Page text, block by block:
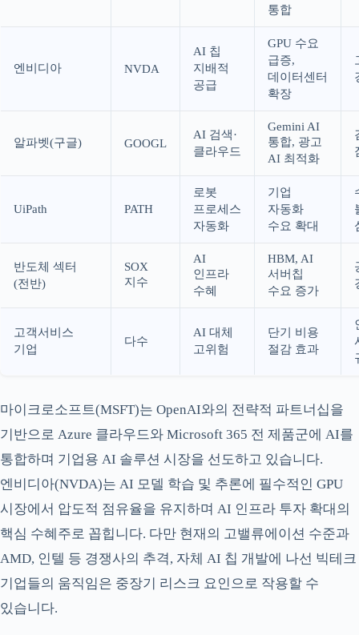
통합
엔비디아 NVDA
AI 칩
지배적
공급
GPU 수요
급증,
데이터센터
확장
알파벳(구글) GOOGL
AI 검색·
클라우드
Gemini AI
통합, 광고
AI 최적화
UiPath PATH
로봇
프로세스
자동화
기업
자동화
수요 확대
반도체 섹터
(전반)
SOX
지수
AI
인프라
수혜
HBM, AI
서버칩
수요 증가
고객서비스
기업
다수
AI 대체
고위험
단기 비용
절감 효과
마이크로소프트(MSFT)는 OpenAI와의 전략적 파트너십을
기반으로 Azure 클라우드와 Microsoft 365 전 제품군에 AI를
통합하며 기업용 AI 솔루션 시장을 선도하고 있습니다.
엔비디아(NVDA)는 AI 모델 학습 및 추론에 필수적인 GPU
시장에서 압도적 점유율을 유지하며 AI 인프라 투자 확대의
핵심 수혜주로 꼽힙니다. 다만 현재의 고밸류에이션 수준과
AMD, 인텔 등 경쟁사의 추격, 자체 AI 칩 개발에 나선 빅테크
기업들의 움직임은 중장기 리스크 요인으로 작용할 수
있습니다.